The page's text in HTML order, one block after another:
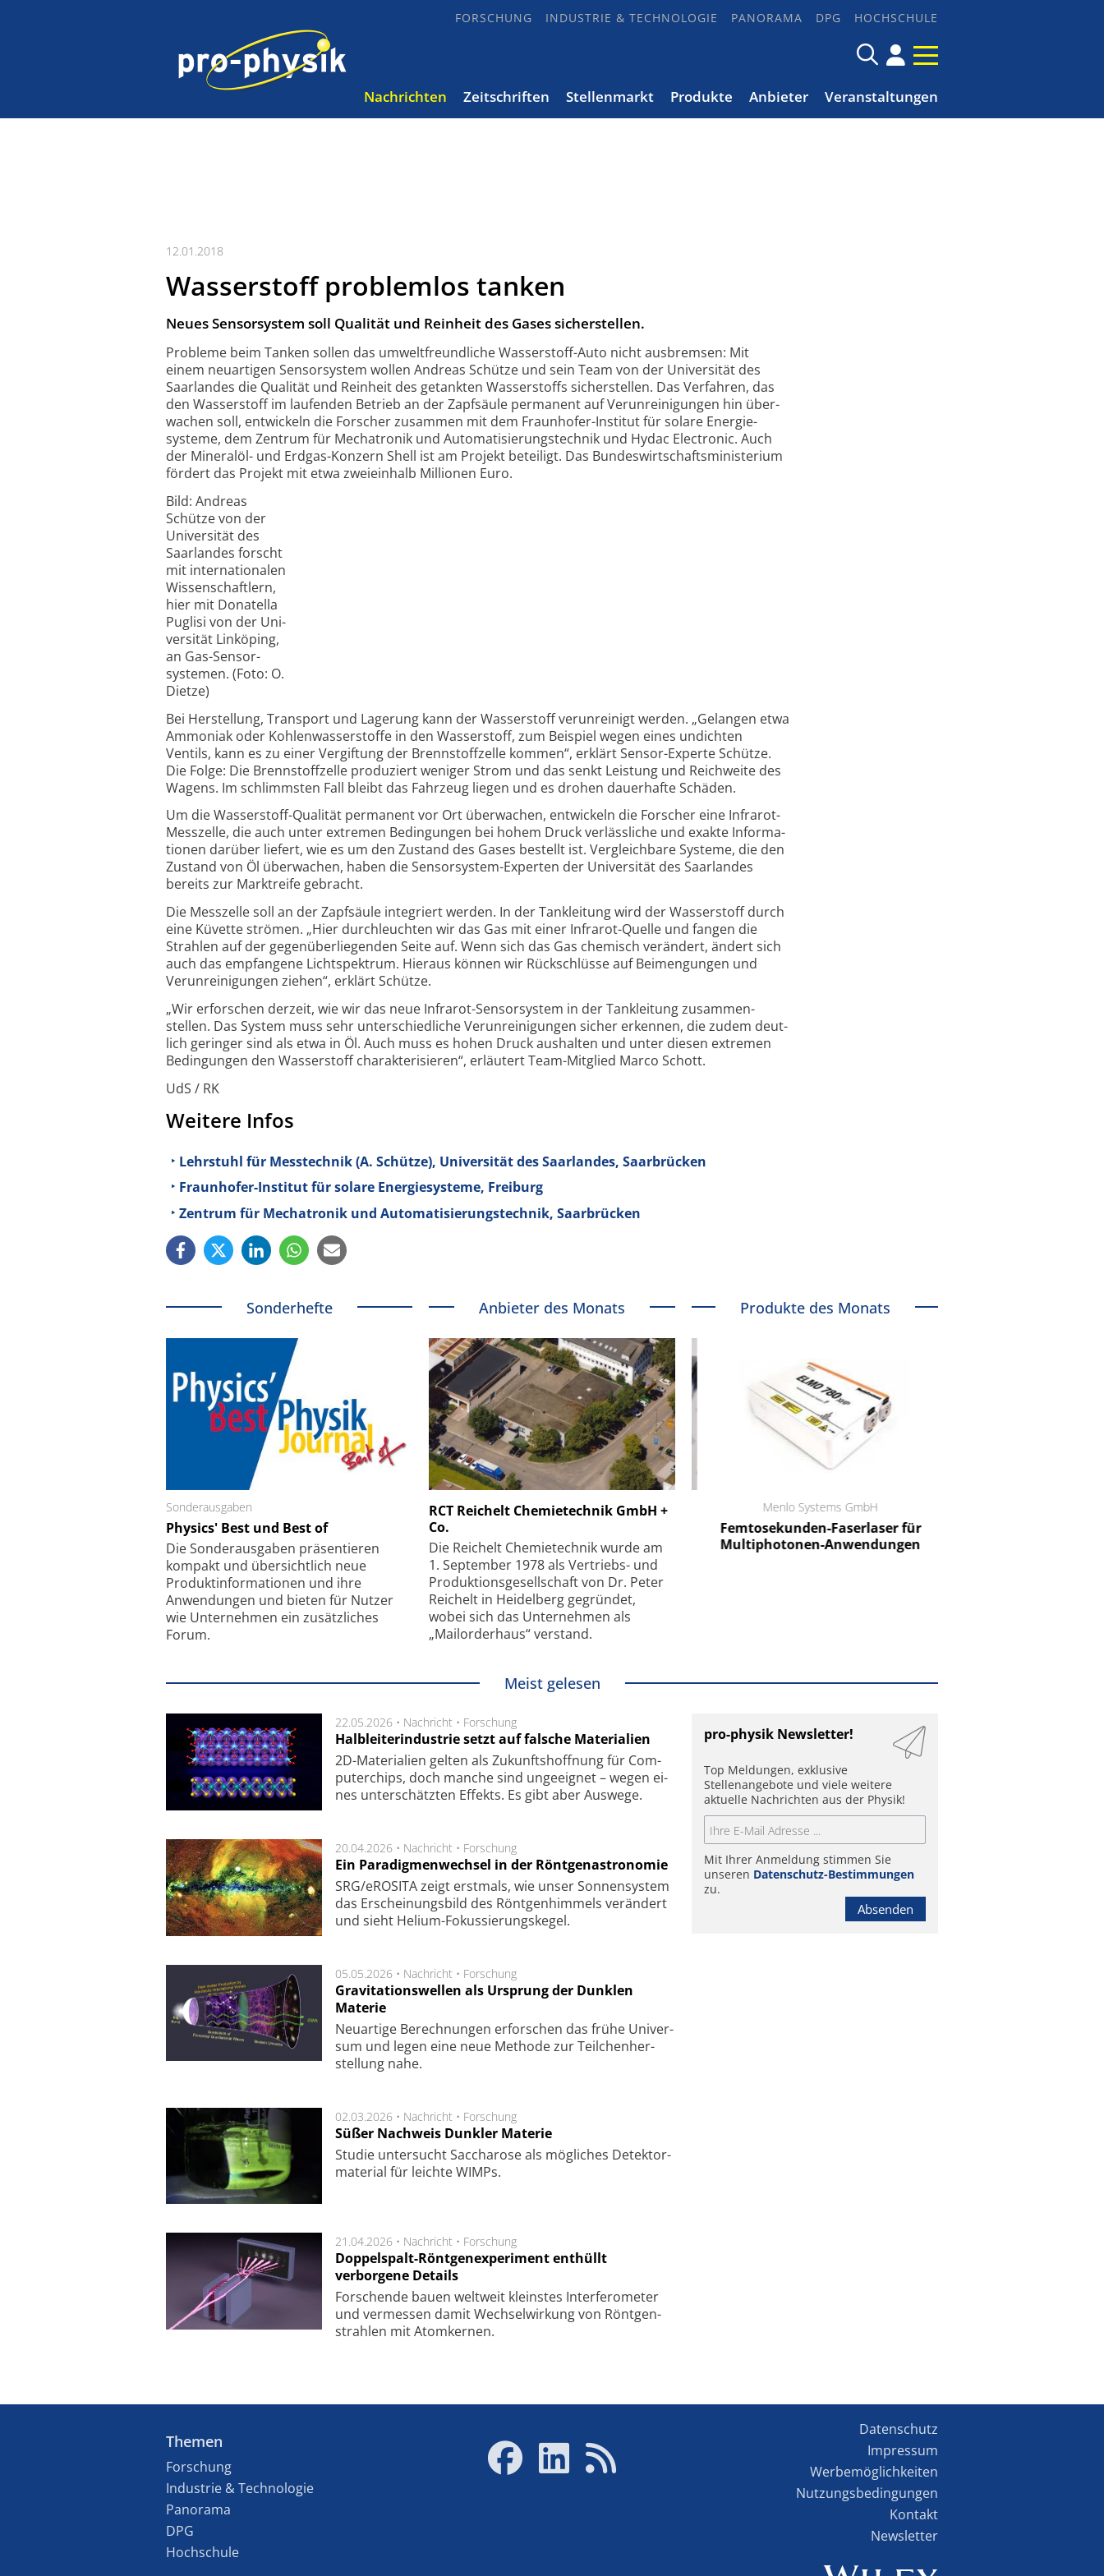
FORSCHUNG INDUSTRIE & TECHNOLOGIE PANORAMA DPG HOCHSCHULE
Nachrichten Zeitschriften Stellenmarkt Produkte Anbieter Veranstaltungen
12.01.2018
Wasserstoff problemlos tanken
Neues Sensorsystem soll Qualität und Rein­heit des Gases sicher­stellen.
Probleme beim Tanken sollen das umweltfreundliche Wasserstoff-Auto nicht aus­bremsen: Mit
einem neu­artigen Sensor­system wollen Andreas Schütze und sein Team von der Uni­ver­sität des
Saar­landes die Qualität und Rein­heit des getankten Wasser­stoffs sicher­stellen. Das Ver­fahren, das
den Wasser­stoff im laufen­den Betrieb an der Zapf­säule perma­nent auf Verun­reini­gungen hin über­
wachen soll, ent­wickeln die Forscher zusammen mit dem Fraun­hofer-Institut für solare Energie­
systeme, dem Zentrum für Mecha­tronik und Auto­mati­sie­rungs­technik und Hydac Elec­tronic. Auch
der Mineralöl- und Erdgas-Konzern Shell ist am Projekt beteiligt. Das Bundes­wirt­schafts­minis­terium
fördert das Projekt mit etwa zwei­ein­halb Millionen Euro.
Bild: Andreas
Schütze von der
Uni­ver­sität des
Saar­landes forscht
mit inter­natio­nalen
Wissen­schaft­lern,
hier mit Dona­tella
Pug­lisi von der Uni­
ver­sität Lin­köping,
an Gas-Sensor­
systemen. (Foto: O.
Dietze)
Bei Herstellung, Transport und Lagerung kann der Wasser­stoff verun­reinigt werden. „Gelangen etwa
Ammoniak oder Kohlen­wasser­stoffe in den Wasser­stoff, zum Beispiel wegen eines un­dichten
Ventils, kann es zu einer Ver­giftung der Brenn­stoff­zelle kommen“, erklärt Sensor-Experte Schütze.
Die Folge: Die Brenn­stoff­zelle produ­ziert weniger Strom und das senkt Leis­tung und Reich­weite des
Wagens. Im schlimm­sten Fall bleibt das Fahr­zeug liegen und es drohen dauer­hafte Schäden.
Um die Wasserstoff-Qualität permanent vor Ort überwachen, ent­wickeln die Forscher eine Infra­rot-
Mess­zelle, die auch unter extremen Bedin­gungen bei hohem Druck ver­läss­liche und exakte Infor­ma­
tionen darüber liefert, wie es um den Zustand des Gases bestellt ist. Ver­gleich­bare Systeme, die den
Zustand von Öl über­wachen, haben die Sensor­system-Experten der Uni­ver­sität des Saar­landes
bereits zur Markt­reife gebracht.
Die Messzelle soll an der Zapfsäule integriert werden. In der Tank­leitung wird der Wasser­stoff durch
eine Küvette strömen. „Hier durch­leuchten wir das Gas mit einer Infra­rot-Quelle und fangen die
Strahlen auf der gegen­über­liegenden Seite auf. Wenn sich das Gas chemisch ver­ändert, ändert sich
auch das empfan­gene Licht­spektrum. Hieraus können wir Rück­schlüsse auf Bei­men­gungen und
Verun­reini­gungen ziehen“, erklärt Schütze.
„Wir erforschen derzeit, wie wir das neue Infrarot-Sensor­system in der Tank­leitung zusam­men­
stellen. Das System muss sehr unter­schied­liche Verun­reini­gungen sicher erkennen, die zudem deut­
lich geringer sind als etwa in Öl. Auch muss es hohen Druck aus­halten und unter diesen extremen
Bedin­gungen den Wasser­stoff charak­teri­sieren“, erläutert Team-Mitglied Marco Schott.
UdS / RK
Weitere Infos
Lehrstuhl für Messtechnik (A. Schütze), Universität des Saarlandes, Saarbrücken
Fraunhofer-Institut für solare Energiesysteme, Freiburg
Zentrum für Mechatronik und Automatisierungstechnik, Saarbrücken
Sonderhefte
Sonderausgaben
Physics' Best und Best of
Die Sonder­ausgaben präsentieren
kompakt und übersichtlich neue
Produkt­informationen und ihre
Anwendungen und bieten für Nutzer
wie Unternehmen ein zusätzliches
Forum.
Anbieter des Monats
RCT Reichelt Chemietechnik GmbH +
Co.
Die Reichelt Chemietechnik wurde am
1. September 1978 als Vertriebs- und
Produktionsgesellschaft von Dr. Peter
Reichelt in Heidelberg gegründet,
wobei sich das Unternehmen als
„Mailorderhaus“ verstand.
Produkte des Monats
Faserkoppler mit Super-
Feinfokussierungsmechanismus
SmarAct GmbH
kleinstem Raum
Menlo Systems GmbH
Femtosekunden-Faserlaser für
Multiphotonen-Anwendungen
Meist gelesen
22.05.2026 • Nachricht • Forschung
Halbleiterindustrie setzt auf falsche Materialien
2D-Mate­ri­a­li­en gel­ten als Zu­kunfts­hoff­nung für Com­
pu­ter­chips, doch man­che sind un­ge­eig­net – we­gen ei­
nes un­ter­schätz­ten Ef­fekts. Es gibt aber Aus­we­ge.
20.04.2026 • Nachricht • Forschung
Ein Paradigmenwechsel in der Röntgenastronomie
SRG/eROSITA zeigt erst­mals, wie unser Son­nen­sys­tem
das Er­schei­nungs­bild des Rönt­gen­him­mels ver­än­dert
und sieht Helium-Fokus­sie­rungs­ke­gel.
05.05.2026 • Nachricht • Forschung
Gravitationswellen als Ursprung der Dunklen
Materie
Neu­artige Be­rech­nung­en er­for­schen das frü­he Uni­ver­
sum und legen eine neue Me­tho­de zur Teil­chen­her­
stel­lung nahe.
02.03.2026 • Nachricht • Forschung
Süßer Nachweis Dunkler Materie
Studie unter­sucht Saccha­ro­se als mög­li­ches De­tek­tor­
ma­te­rial für leich­te WIMPs.
21.04.2026 • Nachricht • Forschung
Doppelspalt-Röntgenexperiment enthüllt
verborgene Details
For­schen­de bau­en welt­weit kleins­tes In­ter­fe­ro­me­ter
und ver­mes­sen da­mit Wech­sel­wir­kung von Rönt­gen­
strah­len mit Atom­ker­nen.
pro-physik Newsletter!
Top Meldungen, exklusive
Stellenangebote und viele weitere
aktuelle Nachrichten aus der Physik!
Mit Ihrer Anmeldung stimmen Sie
unseren Datenschutz-Bestimmungen
zu.
Absenden
Themen
Forschung
Industrie & Technologie
Panorama
DPG
Hochschule
Datenschutz
Impressum
Werbemöglichkeiten
Nutzungsbedingungen
Kontakt
Newsletter